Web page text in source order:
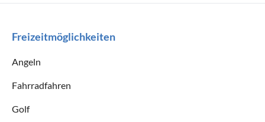
Freizeitmöglichkeiten
Angeln
Fahrradfahren
Golf